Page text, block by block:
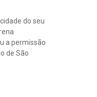
do seu
a permissão
de São